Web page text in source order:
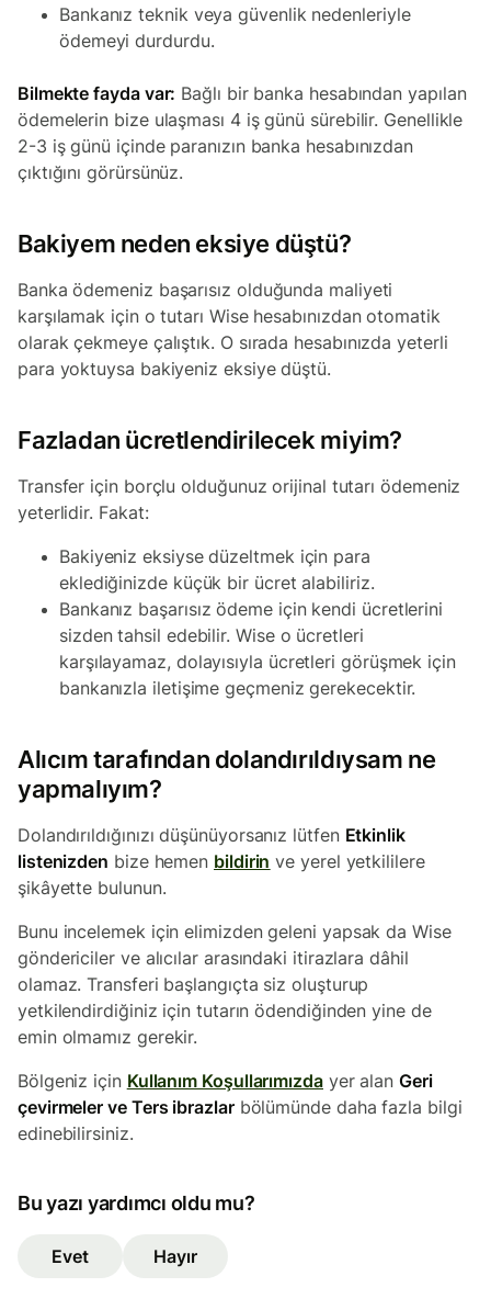
Bankanız teknik veya güvenlik nedenleriyle
ödemeyi durdurdu.
Bilmekte fayda var: Bağlı bir banka hesabından yapılan
ödemelerin bize ulaşması 4 iş günü sürebilir. Genellikle
2-3 iş günü içinde paranızın banka hesabınızdan
çıktığını görürsünüz.
Bakiyem neden eksiye düştü?
Banka ödemeniz başarısız olduğunda maliyeti
karşılamak için o tutarı Wise hesabınızdan otomatik
olarak çekmeye çalıştık. O sırada hesabınızda yeterli
para yoktuysa bakiyeniz eksiye düştü.
Fazladan ücretlendirilecek miyim?
Transfer için borçlu olduğunuz orijinal tutarı ödemeniz
yeterlidir. Fakat:
Bakiyeniz eksiyse düzeltmek için para
eklediğinizde küçük bir ücret alabiliriz.
Bankanız başarısız ödeme için kendi ücretlerini
sizden tahsil edebilir. Wise o ücretleri
karşılayamaz, dolayısıyla ücretleri görüşmek için
bankanızla iletişime geçmeniz gerekecektir.
Alıcım tarafından dolandırıldıysam ne
yapmalıyım?
Dolandırıldığınızı düşünüyorsanız lütfen Etkinlik
listenizden bize hemen bildirin ve yerel yetkililere
şikâyette bulunun.
Bunu incelemek için elimizden geleni yapsak da Wise
göndericiler ve alıcılar arasındaki itirazlara dâhil
olamaz. Transferi başlangıçta siz oluşturup
yetkilendirdiğiniz için tutarın ödendiğinden yine de
emin olmamız gerekir.
Bölgeniz için Kullanım Koşullarımızdayer alanGeri
çevirmeler ve Ters ibrazlarbölümünde daha fazla bilgi
edinebilirsiniz.
Bu yazı yardımcı oldu mu?
Evet Hayır